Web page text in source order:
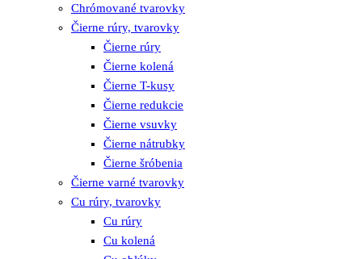
Chrómované tvarovky
Čierne rúry, tvarovky
Čierne rúry
Čierne kolená
Čierne T-kusy
Čierne redukcie
Čierne vsuvky
Čierne nátrubky
Čierne šróbenia
Čierne varné tvarovky
Cu rúry, tvarovky
Cu rúry
Cu kolená